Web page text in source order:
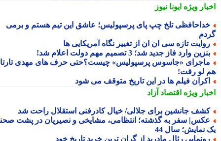
ویژهایونا نیوز
تلخ چپ پای پرسپولیس؛ عاشق این تیم هستم و برمی
تازه سی ان ان از تغییر نگاه آمریکایی ها
وارد فاز جدید شد؛ 3 تصمیم مهم دولت اعلام شد!
«جاسوس پرسپولیس» چیست؟حتی حرف های مهدی تارتار
لو رفت!
فیلم ها در این تاریخ متوقف می شود
ویژهاقتصاد آزاد
جانشین برای جلالی/ خیال کادرفنی استقلال راحت شد
سفر به گذشته؛ انتظامی، مشایخی و نصیریان در پشت صحنه
نمایش؛ سال 44
رئال مادرید از گران ترین خرید تاریخ خود